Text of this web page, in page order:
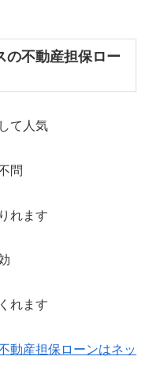
の不動産担保ロー
て人気
問
れます
れます
動産担保ローンはネッ